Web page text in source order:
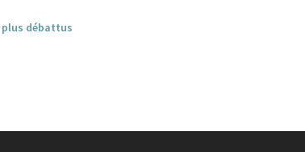
plus débattus